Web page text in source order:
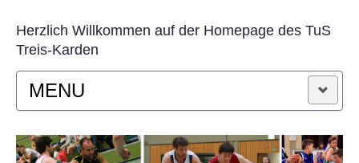
Herzlich Willkommen auf der Homepage des TuS
Treis-Karden
MENU
STARTSEITE